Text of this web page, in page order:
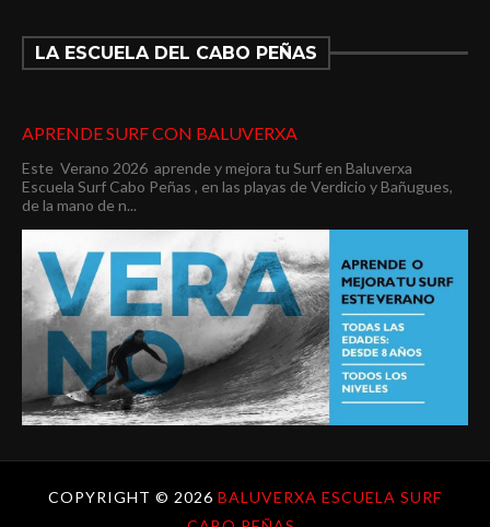
LA ESCUELA DEL CABO PEÑAS
APRENDE SURF CON BALUVERXA
Este Verano 2026 aprende y mejora tu Surf en Baluverxa
Escuela Surf Cabo Peñas , en las playas de Verdicio y Bañugues,
de la mano de n...
COPYRIGHT © 2026 BALUVERXA ESCUELA SURF